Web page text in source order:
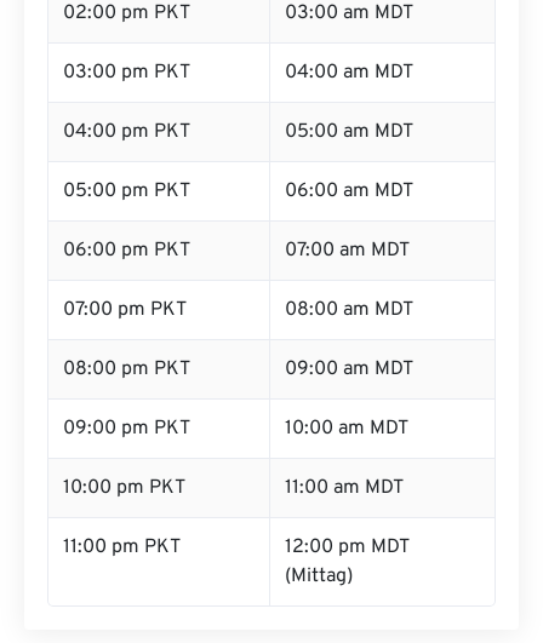
02:00 pm PKT 03:00 am MDT
03:00 pm PKT 04:00 am MDT
04:00 pm PKT 05:00 am MDT
05:00 pm PKT 06:00 am MDT
06:00 pm PKT 07:00 am MDT
07:00 pm PKT 08:00 am MDT
08:00 pm PKT 09:00 am MDT
09:00 pm PKT 10:00 am MDT
10:00 pm PKT 11:00 am MDT
11:00 pm PKT
12:00 pm MDT
(Mittag)